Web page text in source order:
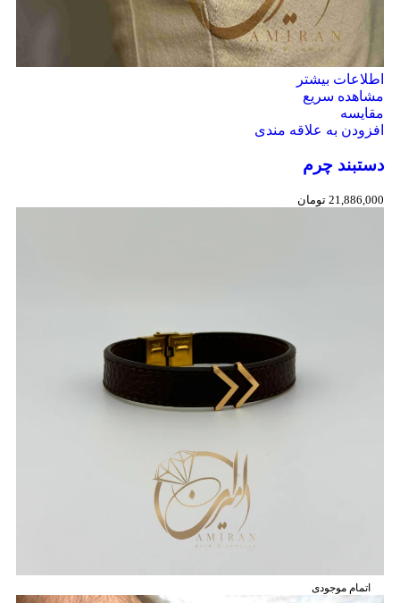
اطلاعات بیشتر
مشاهده سریع
مقایسه
افزودن به علاقه مندی
دستبند چرم
21,886,000 تومان
اتمام موجودی